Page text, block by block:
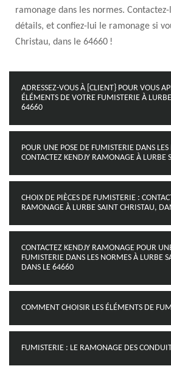
ramonage dans les normes.
détails, et confiez-lui le ramonage si
Christau, dans le 64660 !
ADRESSEZ-VOUS À [CLIENT} POUR VOUS
ÉLÉMENTS DE VOTRE FUMISTERIE À
64660
POUR UNE POSE DE FUMISTERIE DANS
CONTACTEZ KENDJY RAMONAGE À LURBE
CHOIX DE PIÈCES DE FUMISTERIE :
RAMONAGE À LURBE SAINT CHRISTAU,
CONTACTEZ KENDJY RAMONAGE POUR
FUMISTERIE DANS LES NORMES À LURBE
DANS LE 64660
COMMENT CHOISIR LES ÉLÉMENTS DE
FUMISTERIE : LE RAMONAGE DES